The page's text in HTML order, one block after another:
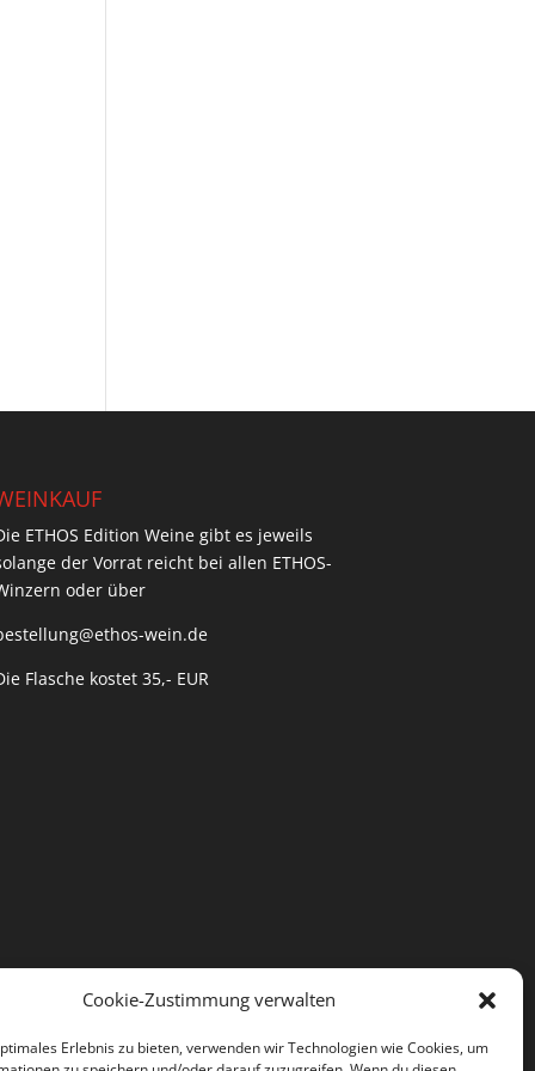
Cookie-Zustimmung verwalten
Erlebnis zu bieten, verwenden wir Technologien wie Cookies, um
ETHOS Edition Weine gibt es jeweils
der Vorrat reicht bei allen ETHOS-
oder über
ethos-wein.de
Flasche kostet 35,- EUR